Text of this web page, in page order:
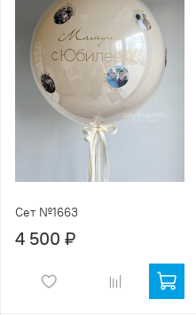
Сет №1663
4 500 ₽